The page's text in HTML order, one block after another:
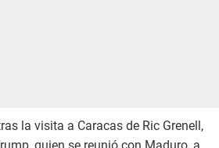
la visita a Caracas de Ric Grenell,